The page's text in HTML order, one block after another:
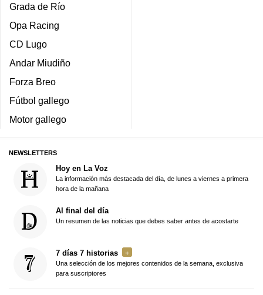
Grada de Río
Opa Racing
CD Lugo
Andar Miudiño
Forza Breo
Fútbol gallego
Motor gallego
NEWSLETTERS
Hoy en La Voz
La información más destacada del día, de lunes a viernes a primera
hora de la mañana
Al final del día
Un resumen de las noticias que debes saber antes de acostarte
7 días 7 historias
Una selección de los mejores contenidos de la semana, exclusiva
para suscriptores